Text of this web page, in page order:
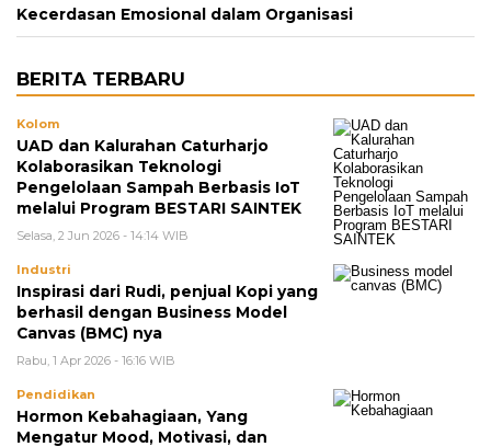
Kecerdasan Emosional dalam Organisasi
BERITA TERBARU
Kolom
UAD dan Kalurahan Caturharjo
Kolaborasikan Teknologi
Pengelolaan Sampah Berbasis IoT
melalui Program BESTARI SAINTEK
Selasa, 2 Jun 2026 - 14:14 WIB
Industri
Inspirasi dari Rudi, penjual Kopi yang
berhasil dengan Business Model
Canvas (BMC) nya
Rabu, 1 Apr 2026 - 16:16 WIB
Pendidikan
Hormon Kebahagiaan, Yang
Mengatur Mood, Motivasi, dan